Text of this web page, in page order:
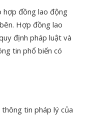
hợp đồng lao động
Hợp đồng lao
định pháp luật và
tin phổ biến có
tin pháp lý của